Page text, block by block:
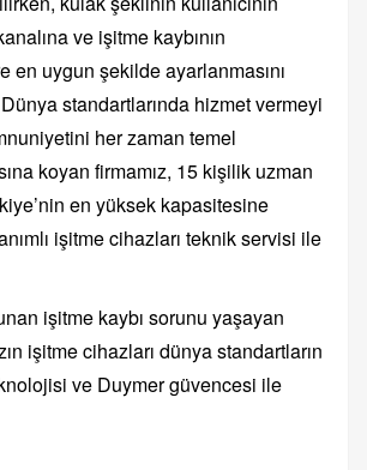
ve işitme kaybının
en uygun şekilde ayarlanmasını
standartlarında hizmet vermeyi
her zaman temel
koyan firmamız, 15 kişilik uzman
en yüksek kapasitesine
işitme cihazları teknik servisi ile
işitme kaybı sorunu yaşayan
işitme cihazları dünya standartların
ve Duymer güvencesi ile